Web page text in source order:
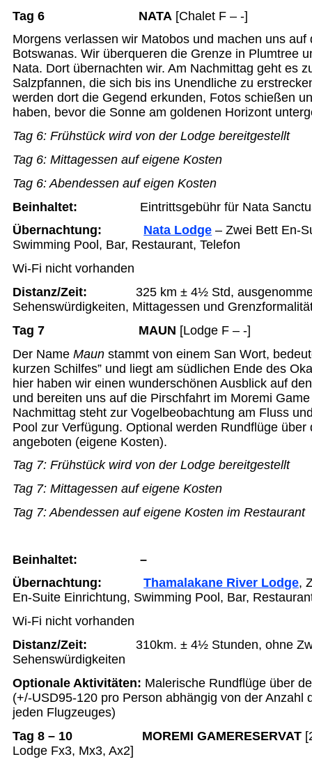
Tag 6 NATA [Chalet F – -]
Morgens verlassen wir Matobos und machen uns auf
Botswanas. Wir überqueren die Grenze in Plumtree
Nata. Dort übernachten wir. Am Nachmittag geht es
Salzpfannen, die sich bis ins Unendliche zu
werden dort die Gegend erkunden, Fotos schießen
haben, bevor die Sonne am goldenen Horizont
Tag 6:Frühstück wird von der Lodge bereitgestellt
Tag 6:Mittagessen auf eigene Kosten
Tag 6:Abendessen auf eigen Kosten
Beinhaltet: Eintrittsgebühr für Nata
Übernachtung: Nata Lodge – Zwei Bett En-
Swimming Pool, Bar, Restaurant, Telefon
Wi-Fi nicht vorhanden
Distanz/Zeit: 325 km ± 4½ Std,
Sehenswürdigkeiten, Mittagessen und
Tag 7 MAUN [Lodge F – -]
Der NameMaun stammt von einem San Wort,
kurzen Schilfes” und liegt am südlichen Ende des
hier haben wir einen wunderschönen Ausblick auf
und bereiten uns auf die Pirschfahrt im Moremi
Nachmittag steht zur Vogelbeobachtung am Fluss
Pool zur Verfügung. Optional werden Rundflüge über
angeboten (eigene Kosten).
Tag 7:Frühstück wird von der Lodge bereitgestellt
Tag 7:Mittagessen auf eigene Kosten
Tag 7:Abendessen auf eigene Kosten im Restaurant
Beinhaltet: –
Übernachtung:Thamalakane River Lodge,
En-Suite Einrichtung, Swimming Pool, Bar,
Wi-Fi nicht vorhanden
Distanz/Zeit:310km. ± 4½ Stunden, ohne
Sehenswürdigkeiten
Optionale Aktivitäten: Malerische Rundflüge über
(+/-USD95-120 pro Person abhängig von der Anzahl
jeden Flugzeuges)
Tag 8 – 10 MOREMI GAMERESERVAT
Lodge Fx3, Mx3, Ax2]